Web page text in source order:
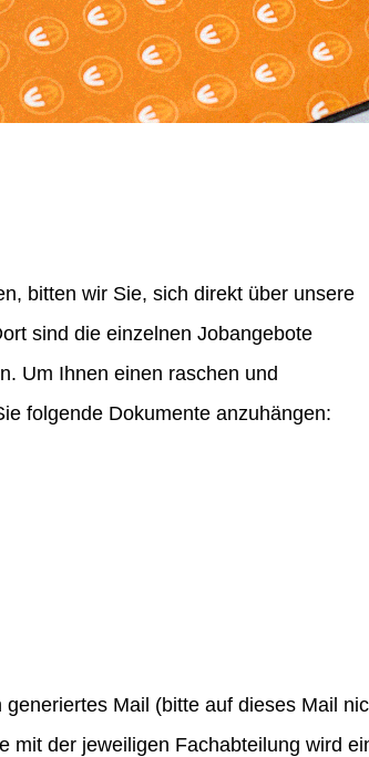
bitten wir Sie, sich direkt über unsere
sind die einzelnen Jobangebote
Um Ihnen einen raschen und
folgende Dokumente anzuhängen:
Mail (bitte auf dieses Mail
mit der jeweiligen Fachabteilung wird